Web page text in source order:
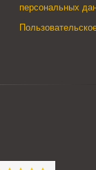
персональных